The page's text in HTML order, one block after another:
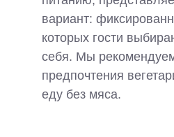
вариант:
которых гости
себя. Мы
предпочтения
еду без мяса.